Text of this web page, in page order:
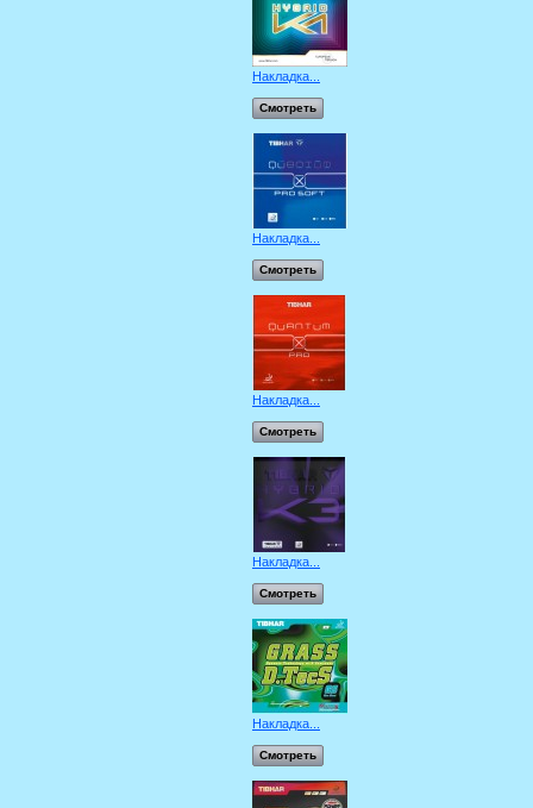
Накладка...
Смотреть
Накладка...
Смотреть
Накладка...
Смотреть
Накладка...
Смотреть
Накладка...
Смотреть